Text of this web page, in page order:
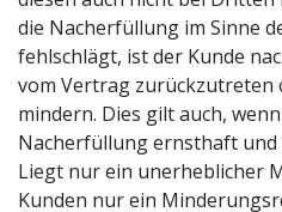
die Nacherfüllung im Sinne
fehlschlägt, ist der Kunde
vom Vertrag zurückzutreten
mindern. Dies gilt auch, wenn
Nacherfüllung ernsthaft
Liegt nur ein unerheblicher
Kunden nur ein